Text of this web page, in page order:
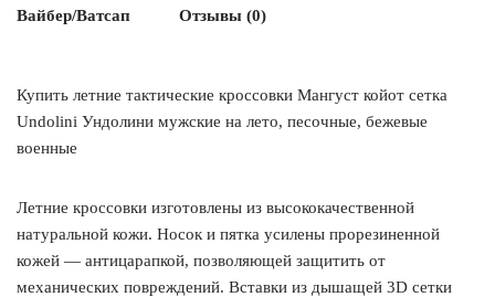
Вайбер/Ватсап Отзывы (0)
Купить летние тактические кроссовки Мангуст койот сетка
Undolini Ундолини мужские на лето, песочные, бежевые
военные
Летние кроссовки изготовлены из высококачественной
натуральной кожи. Носок и пятка усилены прорезиненной
кожей — антицарапкой, позволяющей защитить от
механических повреждений. Вставки из дышащей 3D сетки